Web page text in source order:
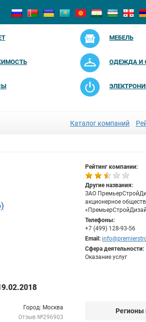
МЕБЕЛЬ
ОДЕЖДА И
Каталог компаний
Рейтинг компании:
Другие названия:
ЗАО
акционерное
Телефоны:
+7 (499) 128-93-56
Email:
Сфера деятельности:
Оказание услуг
Город: Москва
Отзыв №296903
Регионы